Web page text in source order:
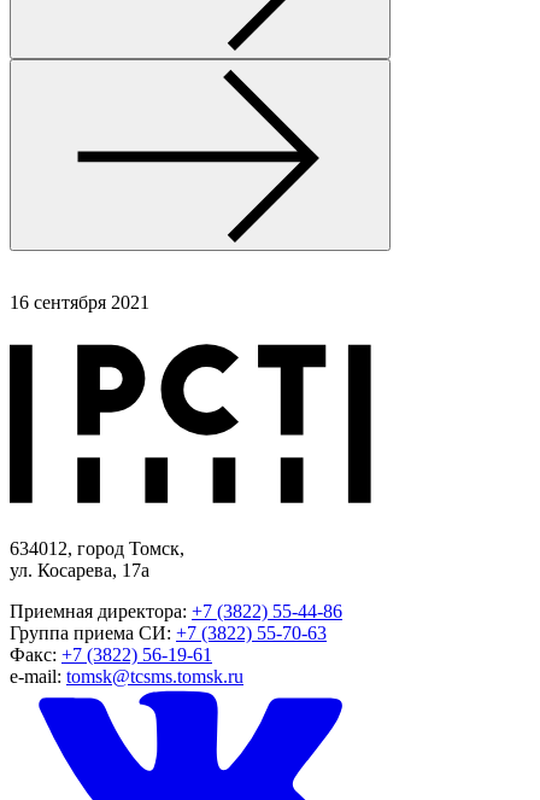
16 сентября 2021
634012, город Томск,
ул. Косарева, 17а
Приемная директора: +7 (3822) 55-44-86
Группа приема СИ: +7 (3822) 55-70-63
Факс: +7 (3822) 56-19-61
e-mail: tomsk@tcsms.tomsk.ru